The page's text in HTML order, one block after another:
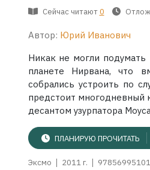
Сейчас читают 0
Автор: Юрий Иванович
Никак не могли подумать
планете Нирвана, что
собрались устроить по
предстоит
десантом узурпатора
ПЛАНИРУЮ ПРОЧИТАТЬ
Эксмо 2011 г.